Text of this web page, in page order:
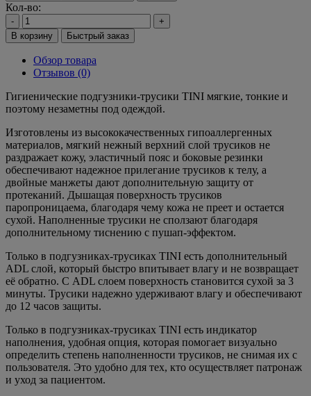
Кол-во:
-
+
В корзину
Быстрый заказ
Обзор товара
Отзывов (0)
Гигиенические подгузники-трусики TINI мягкие, тонкие и
поэтому незаметны под одеждой.
Изготовлены из высококачественных гипоаллергенных
материалов, мягкий нежный верхний слой трусиков не
раздражает кожу, эластичный пояс и боковые резинки
обеспечивают надежное прилегание трусиков к телу, а
двойные манжеты дают дополнительную защиту от
протеканий. Дышащая поверхность трусиков
паропроницаема, благодаря чему кожа не преет и остается
сухой. Наполненные трусики не сползают благодаря
дополнительному тиснению с пушап-эффектом.
Только в подгузниках-трусиках TINI есть дополнительный
ADL слой, который быстро впитывает влагу и не возвращает
её обратно. С ADL слоем поверхность становится сухой за 3
минуты. Трусики надежно удерживают влагу и обеспечивают
до 12 часов защиты.
Только в подгузниках-трусиках TINI есть индикатор
наполнения, удобная опция, которая помогает визуально
определить степень наполненности трусиков, не снимая их с
пользователя. Это удобно для тех, кто осуществляет патронаж
и уход за пациентом.